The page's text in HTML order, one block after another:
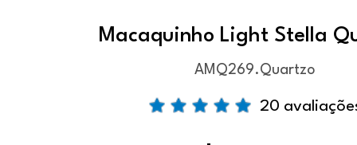
Macaquinho Light Stella
AMQ269.Quartzo
20